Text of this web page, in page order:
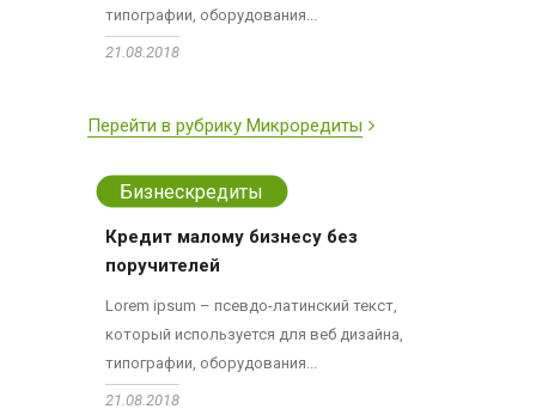
типографии, оборудования...
21.08.2018
Перейти в рубрику Микроредиты
Бизнескредиты
Кредит малому бизнесу без
поручителей
Lorem ipsum – псевдо-латинский текст,
который используется для веб дизайна,
типографии, оборудования...
21.08.2018